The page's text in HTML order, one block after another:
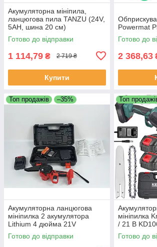
Акумуляторна мініпила,
ланцюгова пила TANZU (24V,
5AH, шина 20 см)
Готово до відправки
1 114,79 ₴ 2 719 ₴
Купити
Powermat
Готово до
2 368,63
Топ продажів –35%
Акумуляторна ланцюгова
мініпилка 2 акумулятора
Lithium 4 дюйма 21V
1200mAh
Готово до відправки
Топ
мініпилка
/ 21 В
Готово до